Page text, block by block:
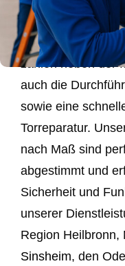
bedienen wir
Privatkunden. Zu
zählen neben der
auch die
sowie eine
Torreparatur.
nach Maß sind
abgestimmt und
Sicherheit und
unserer
Region Heilbronn,
Sinsheim, den